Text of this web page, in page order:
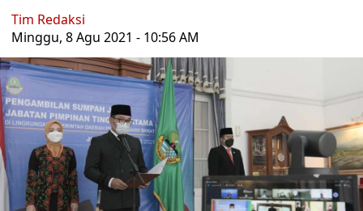
Tim Redaksi
Minggu, 8 Agu 2021 - 10:56 AM